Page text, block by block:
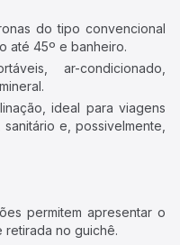
do tipo convencional
até 45º e banheiro.
ar-condicionado,
ideal para viagens
e, possivelmente,
permitem apresentar o
retirada no guichê.